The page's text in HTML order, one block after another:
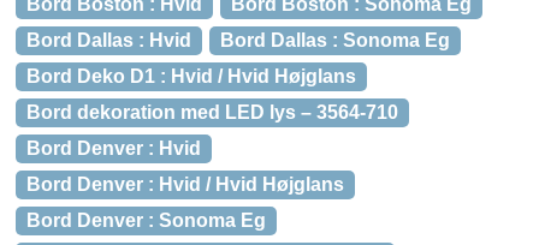
Bord Boston : Hvid
Bord Boston : Sonoma Eg
Bord Dallas : Hvid
Bord Dallas : Sonoma Eg
Bord Deko D1 : Hvid / Hvid Højglans
Bord dekoration med LED lys – 3564-710
Bord Denver : Hvid
Bord Denver : Hvid / Hvid Højglans
Bord Denver : Sonoma Eg